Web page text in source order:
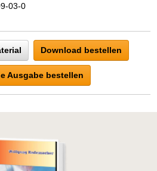
03-0
Download bestellen
Ausgabe bestellen